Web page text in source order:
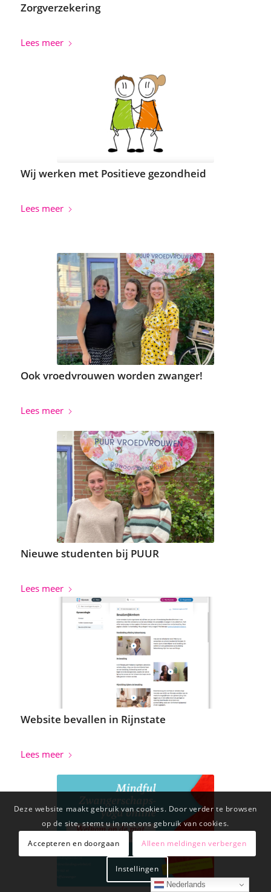
Zorgverzekering
Lees meer
Wij werken met Positieve gezondheid
Lees meer
Ook vroedvrouwen worden zwanger!
Lees meer
Nieuwe studenten bij PUUR
Lees meer
Website bevallen in Rijnstate
Lees meer
Deze website maakt gebruik van cookies. Door verder te browsen
op de site, stemt u in met ons gebruik van cookies.
Accepteren en doorgaan
Alleen meldingen verbergen
Instellingen
Nederlands